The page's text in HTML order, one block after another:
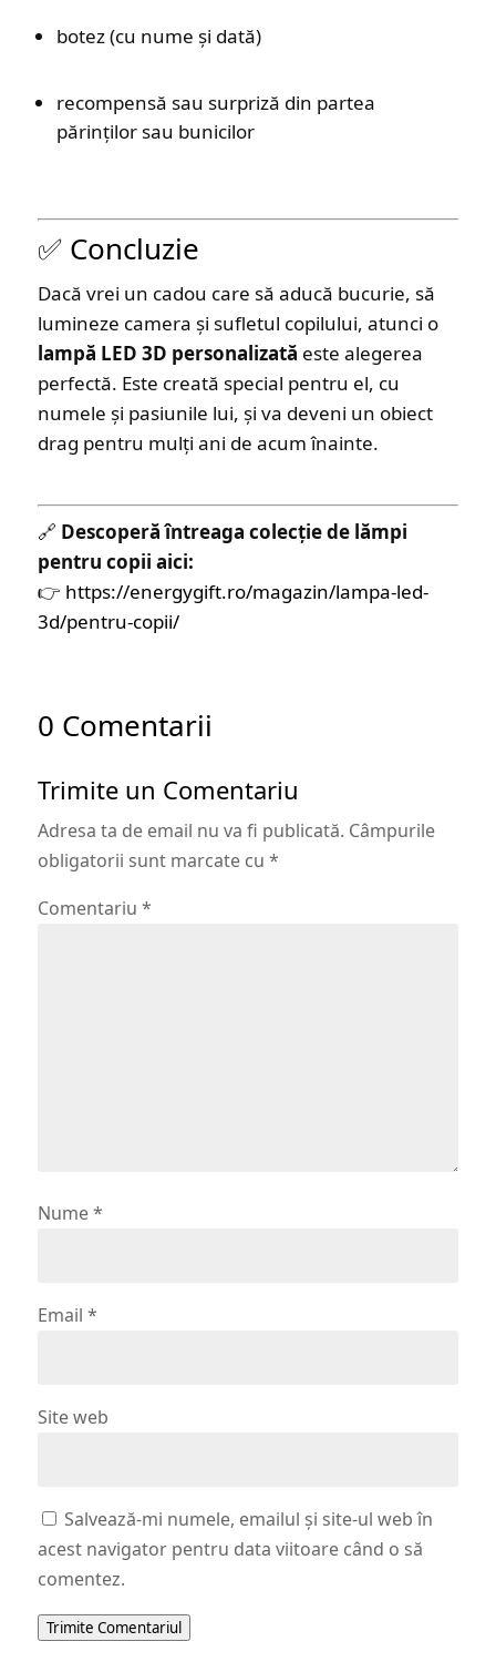
botez (cu nume și dată)
recompensă sau surpriză din partea
părinților sau bunicilor
✅ Concluzie
Dacă vrei un cadou care să aducă bucurie, să
lumineze camera și sufletul copilului, atunci o
lampă LED 3D personalizată este alegerea
perfectă. Este creată special pentru el, cu
numele și pasiunile lui, și va deveni un obiect
drag pentru mulți ani de acum înainte.
🔗 Descoperă întreaga colecție de lămpi
pentru copii aici:
👉 https://energygift.ro/magazin/lampa-led-
3d/pentru-copii/
0 Comentarii
Trimite un Comentariu
Adresa ta de email nu va fi publicată. Câmpurile
obligatorii sunt marcate cu *
Comentariu *
Nume*
Email *
Site web
Salvează-mi numele, emailul și site-ul web în
acest navigator pentru data viitoare când o să
comentez.
Trimite Comentariul